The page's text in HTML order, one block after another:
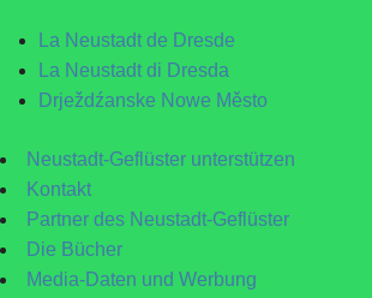
La Neustadt de Dresde
La Neustadt di Dresda
Drježdźanske Nowe Město
Neustadt-Geflüster unterstützen
Kontakt
Partner des Neustadt-Geflüster
Die Bücher
Media-Daten und Werbung